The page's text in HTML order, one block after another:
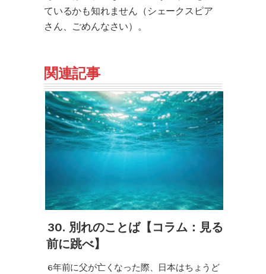
ているかも知れません（シェークスピア
さん、ごめんなさい）。
関連記事
30. 別れのことば【コラム：見る
前に跳べ】
6年前に父が亡くなった際、日本はちょうど